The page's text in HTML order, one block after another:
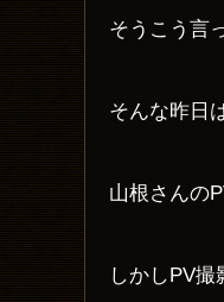
そうこう言
そんな昨日
山根さんの
しかしPV